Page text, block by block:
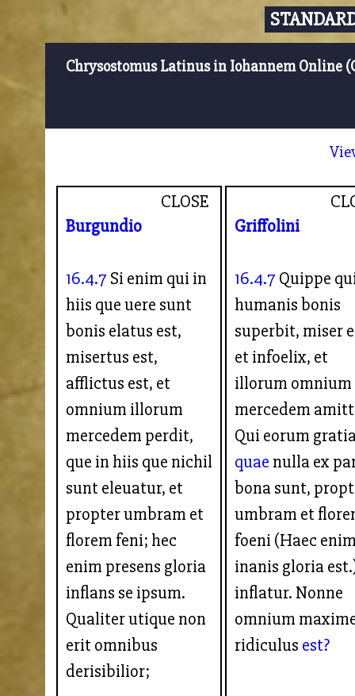
Chrysostomus Latinus in Iohannem Online
CLOSE
Burgundio
16.4.7 Si enim qui in
hiis que uere sunt
bonis elatus est,
misertus est,
afflictus est, et
omnium illorum
mercedem perdit,
que in hiis que nichil
sunt eleuatur, et
propter umbram et
florem feni; hec
enim presens gloria
inflans se ipsum.
Qualiter utique non
erit omnibus
derisibilior;
Griffolini
16.4.7 Quippe
humanis bonis
superbit, miser
et infoelix, et
illorum omnium
mercedem
Qui eorum
quae nulla ex
bona sunt,
umbram et
foeni (Haec
inanis gloria
inflatur. Nonne
omnium
ridiculus est?